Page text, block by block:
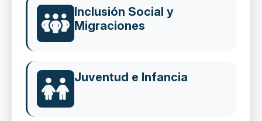
Inclusión Social y
Migraciones
Juventud e Infancia